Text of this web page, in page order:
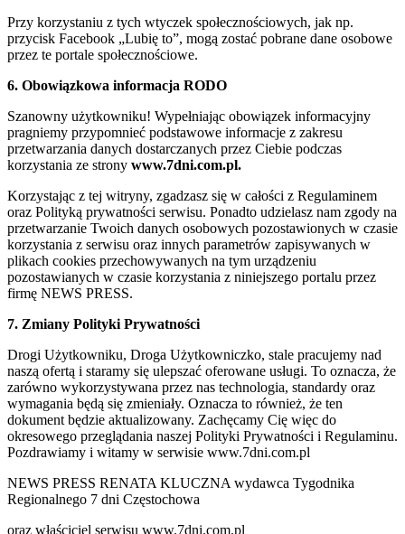
Przy korzystaniu z tych wtyczek społecznościowych, jak np.
przycisk Facebook „Lubię to”, mogą zostać pobrane dane osobowe
przez te portale społecznościowe.
6. Obowiązkowa informacja RODO
Szanowny użytkowniku! Wypełniając obowiązek informacyjny
pragniemy przypomnieć podstawowe informacje z zakresu
przetwarzania danych dostarczanych przez Ciebie podczas
korzystania ze strony www.7dni.com.pl.
Korzystając z tej witryny, zgadzasz się w całości z Regulaminem
oraz Polityką prywatności serwisu. Ponadto udzielasz nam zgody na
przetwarzanie Twoich danych osobowych pozostawionych w czasie
korzystania z serwisu oraz innych parametrów zapisywanych w
plikach cookies przechowywanych na tym urządzeniu
pozostawianych w czasie korzystania z niniejszego portalu przez
firmę NEWS PRESS.
7. Zmiany Polityki Prywatności
Drogi Użytkowniku, Droga Użytkowniczko, stale pracujemy nad
naszą ofertą i staramy się ulepszać oferowane usługi. To oznacza, że
zarówno wykorzystywana przez nas technologia, standardy oraz
wymagania będą się zmieniały. Oznacza to również, że ten
dokument będzie aktualizowany. Zachęcamy Cię więc do
okresowego przeglądania naszej Polityki Prywatności i Regulaminu.
Pozdrawiamy i witamy w serwisie www.7dni.com.pl
NEWS PRESS RENATA KLUCZNA wydawca Tygodnika
Regionalnego 7 dni Częstochowa
oraz właściciel serwisu www.7dni.com.pl